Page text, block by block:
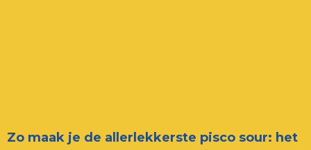
Zo maak je de allerlekkerste pisco sour: het